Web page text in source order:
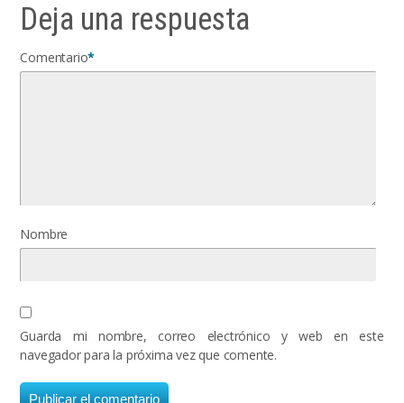
Deja una respuesta
Comentario*
Nombre
Guarda mi nombre, correo electrónico y web en este
navegador para la próxima vez que comente.